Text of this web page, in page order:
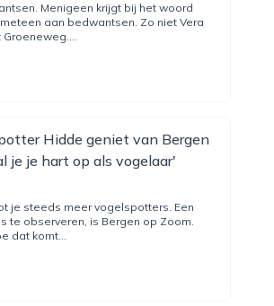
Menigeen krijgt bij het woord
aan bedwantsen. Zo niet Vera
Hidde geniet van Bergen
je je hart op als vogelaar'
je steeds meer vogelspotters. Een
te observeren, is Bergen op Zoom.
dat komt...